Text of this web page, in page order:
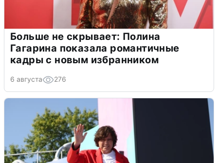
Больше не скрывает: Полина
Гагарина показала романтичные
кадры с новым избранником
6 августа 276